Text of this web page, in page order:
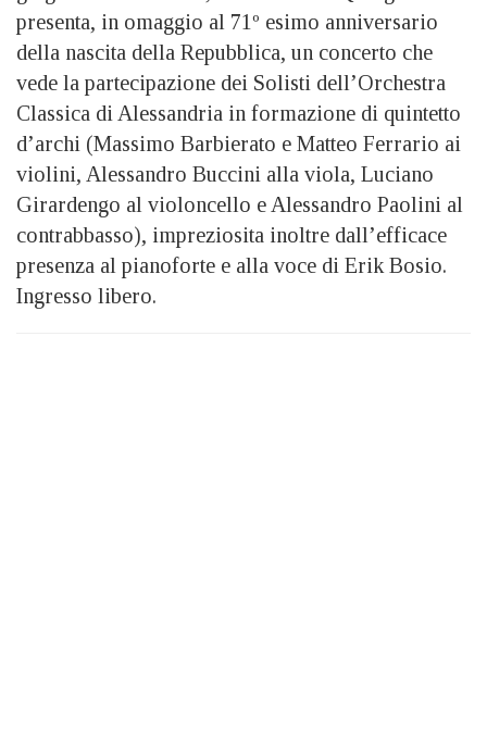
presenta, in omaggio al 71º esimo anniversario
della nascita della Repubblica, un concerto che
vede la partecipazione dei Solisti dell’Orchestra
Classica di Alessandria in formazione di quintetto
d’archi (Massimo Barbierato e Matteo Ferrario ai
violini, Alessandro Buccini alla viola, Luciano
Girardengo al violoncello e Alessandro Paolini al
contrabbasso), impreziosita inoltre dall’efficace
presenza al pianoforte e alla voce di Erik Bosio.
Ingresso libero.